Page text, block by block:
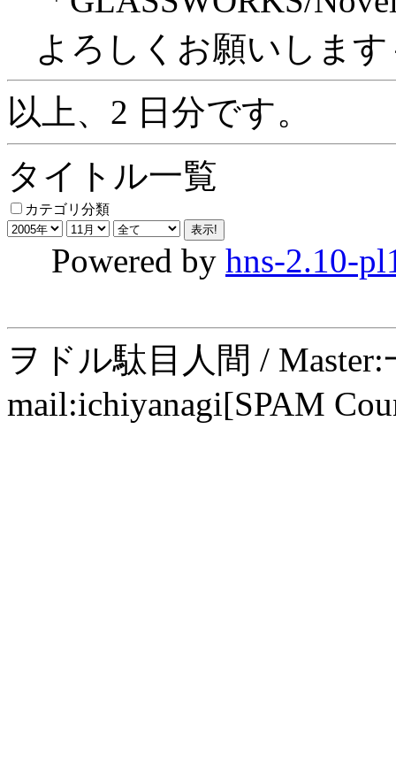
よろしくお願いしま
以上、2 日分です。
タイトル一覧
カテゴリ分類
Powered by hns-2.10-
ヲドル駄目人間 /
mail:ichiyanagi[SPAM